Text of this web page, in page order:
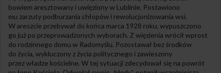
bowiem aresztowany i uwięziony w Lublinie. Postawiono
mu zarzuty podburzania chłopów i rewolucjonizowania wsi.
W areszcie przebywał do końca marca 1928 roku, wypuszczono
go już po przeprowadzonych wyborach. Z więzienia wrócił wprost
do rodzinnego domu w Radomyślu. Pozostawał bez środków
do życia, wykluczony z życia politycznego i zawieszony
przez władze kościelne. W tej sytuacji zdecydował się na powrót